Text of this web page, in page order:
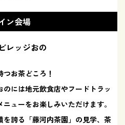
ン会場
レッジおの
お茶どころ！
には地元飲食店やフードトラッ
ューをお楽しみいただけます。
を誇る「藤河内茶園」の見学、茶